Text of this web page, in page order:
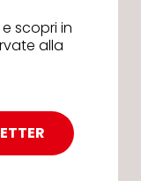
scopri in
alla